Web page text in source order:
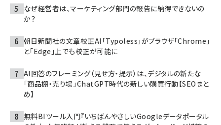
なぜ経営者は、マーケティング部門の報告に納得できないの
か？
朝日新聞社の文章校正AI「Typoless」がブラウザ「Chrome」
と「Edge」上でも校正が可能に
AI回答のフレーミング（見せ方・提示）は、デジタルの新たな
「商品棚・売り場」――ChatGPT時代の新しい購買行動【SEOまと
め】
無料BIツール入門『いちばんやさしいGoogleデータポータル